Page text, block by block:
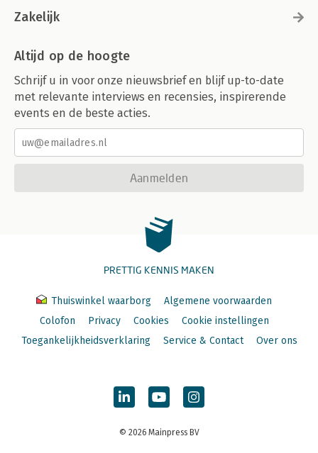
Zakelijk
Altijd op de hoogte
Schrijf u in voor onze nieuwsbrief en blijf up-to-date
met relevante interviews en recensies, inspirerende
events en de beste acties.
Aanmelden
PRETTIG KENNIS MAKEN
Thuiswinkel waarborg
Algemene voorwaarden
Colofon
Privacy Cookies
Cookie instellingen
Toegankelijkheidsverklaring
Service & Contact Over ons
© 2026 Mainpress BV